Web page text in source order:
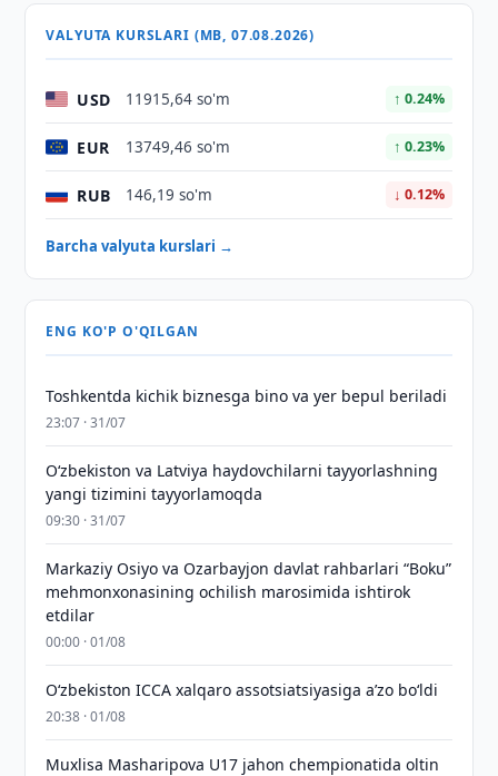
VALYUTA KURSLARI (MB, 07.08.2026)
USD 11915,64 so'm ↑ 0.24%
EUR 13749,46 so'm ↑ 0.23%
RUB 146,19 so'm ↓ 0.12%
Barcha valyuta kurslari →
ENG KO'P O'QILGAN
Toshkentda kichik biznesga bino va yer bepul beriladi
23:07 · 31/07
Oʻzbekiston va Latviya haydovchilarni tayyorlashning
yangi tizimini tayyorlamoqda
09:30 · 31/07
Markaziy Osiyo va Ozarbayjon davlat rahbarlari “Boku”
mehmonxonasining ochilish marosimida ishtirok
etdilar
00:00 · 01/08
O‘zbekiston ICCA xalqaro assotsiatsiyasiga aʼzo bo‘ldi
20:38 · 01/08
Muxlisa Masharipova U17 jahon chempionatida oltin